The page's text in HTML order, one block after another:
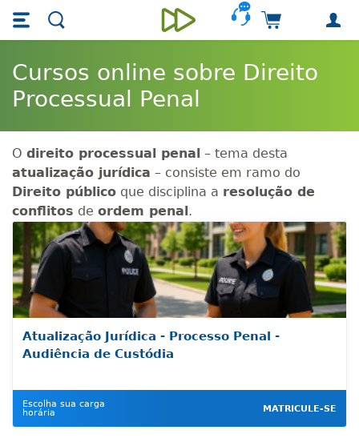
Skip main navigation
Skip to main content
Unieducar
Carrinho de
Cursos online sobre Direito
Processual Penal
O direito processual penal – tema desta
atualização jurídica – consiste em ramo do
Direito público que disciplina a resolução de
conflitos de ordem penal.
Atualização Jurídica - Processo Penal -
Audiência de Custódia
Escolha sua carga
horária
MATRICULE-SE